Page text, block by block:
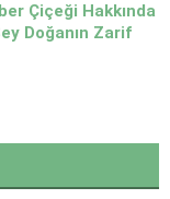
Çiçeği Hakkında
Doğanın Zarif